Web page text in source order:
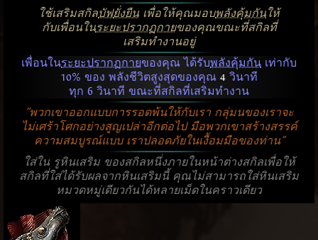
ใช้เสริมสกิลบัฟยั่งยืน เพื่อให้คุณมอบพลังคุ้มกันให้
กับเพื่อนในระยะปรากฏกายของคุณขณะที่สกิลที่
เสริมทำงานอยู่
เพื่อนในระยะปรากฏกายของคุณ ได้รับพลังคุ้มกัน เท่ากับ
10% ของ พลังชีวิตสูงสุดของคุณ 4 วินาที
ทุก 6 วินาที ขณะที่สกิลที่เสริมทำงาน
"พวกเขาออกแบบการรอดพ้นให้กับเรา กลุ่มนของเราจะ
ไม่เศร้าโศกอย่างสูญเปล่าอีกต่อไป มือพวกเขาสร้างสรรค์
ความสมบูรณ์แบบ เราปลอดภัยในเงื้อมมือของท่าน"
ใส่ใน รูหินเสริม ของสกิลหนึ่งภายในหน้าต่างสกิลเพื่อให้
สกิลที่ใส่ได้รับผลจากหินเสริมนี้ คุณไม่สามารถใส่หินเสริม
หมวดหมู่เดียวกันได้หลายเม็ดในคราวเดียว